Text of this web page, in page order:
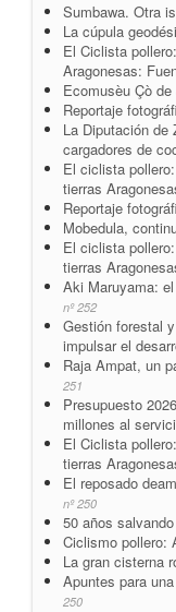
Sumbawa. Otra
La cúpula
El Ciclista
Aragonesas:
Ecomusèu Çò
Reportaje
La Diputación de
cargadores de
El ciclista
tierras
Reportaje
Mobedula,
El ciclista
tierras
Aki Maruyama:
nº 252
Gestión forestal
impulsar el
Raja Ampat, un
251
Presupuesto
millones al
El Ciclista
tierras
El reposado
nº 250
50 años
Ciclismo pollero:
La gran cisterna
Apuntes para
250